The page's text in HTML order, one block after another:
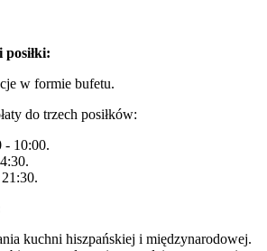
posiłki:
w formie bufetu.
do trzech posiłków:
- 10:00.
kuchni hiszpańskiej i międzynarodowej.